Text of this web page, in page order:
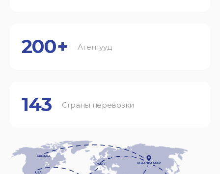
200+ Агентууд
143 Страны перевозки